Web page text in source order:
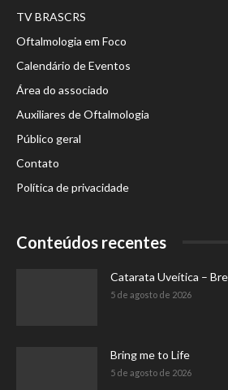
TV BRASCRS
Oftalmologia em Foco
Calendário de Eventos
Área do associado
Auxiliares de Oftalmologia
Público geral
Contato
Política de privacidade
Conteúdos recentes
Catarata Uveítica –
5 de agosto de 2026
Bring me to Life
5 de agosto de 2026